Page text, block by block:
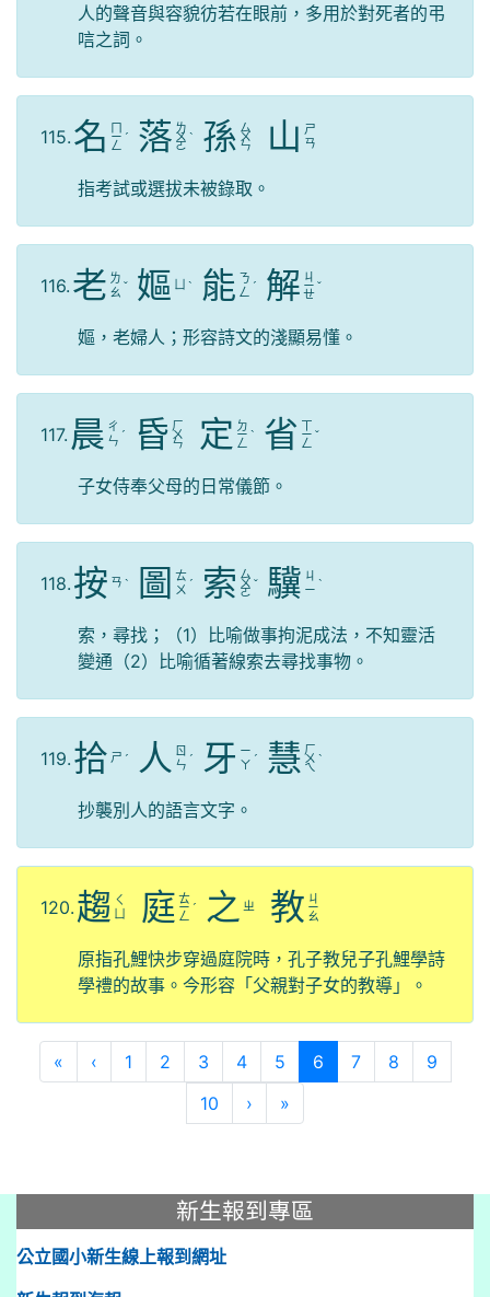
人的聲音與容貌彷若在眼前，多用於對死者的弔
唁之詞。
115. 名 ㄇ
ㄧ
ㄥ
ˊ 落 ㄌ
ㄨ
ㄛ
ˋ 孫 ㄙ
ㄨ
ㄣ 山 ㄕ
ㄢ
指考試或選拔未被錄取。
116. 老 ㄌ
ㄠ ˇ 嫗 ˋ 能 ㄋ
ㄥ ˊ 解 ㄐ
ㄧ
ㄝ
ˇ
嫗，老婦人；形容詩文的淺顯易懂。
117. 晨 ㄔ
ㄣ ˊ 昏 ㄏ
ㄨ
ㄣ 定 ㄉ
ㄧ
ㄥ
ˋ 省 ㄒ
ㄧ
ㄥ
ˇ
子女侍奉父母的日常儀節。
118. 按 ㄢ ˋ 圖
ㄊ
ㄨ ˊ 索 ㄙ
ㄨ
ㄛ
ˇ 驥 ㄐ
ㄧ ˋ
索，尋找；（1）比喻做事拘泥成法，不知靈活
變通（2）比喻循著線索去尋找事物。
119. 拾 ㄕ ˊ 人 ㄖ
ㄣ ˊ 牙 ㄧ
ㄚ ˊ 慧 ㄏ
ㄨ
ㄟ
ˋ
抄襲別人的語言文字。
120. 趨 ㄑ
庭 ㄊ
ㄧ
ㄥ
ˊ 之 ㄓ 教 ㄐ
ㄧ
ㄠ
原指孔鯉快步穿過庭院時，孔子教兒子孔鯉學詩
學禮的故事。今形容「父親對子女的教導」。
« ‹ 1 2 3 4 5 6(current)
7 8
9
10
› »
新生報到專區
公立國小新生線上報到網址